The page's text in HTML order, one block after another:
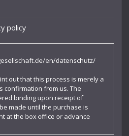
policy
en/datenschutz/
out that this process is merely a
confirmation from us. The
binding upon receipt of
made until the purchase is
at the box office or advance